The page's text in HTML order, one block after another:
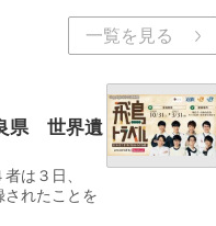
一覧を見る
県 世界遺
は３日、
されたことを